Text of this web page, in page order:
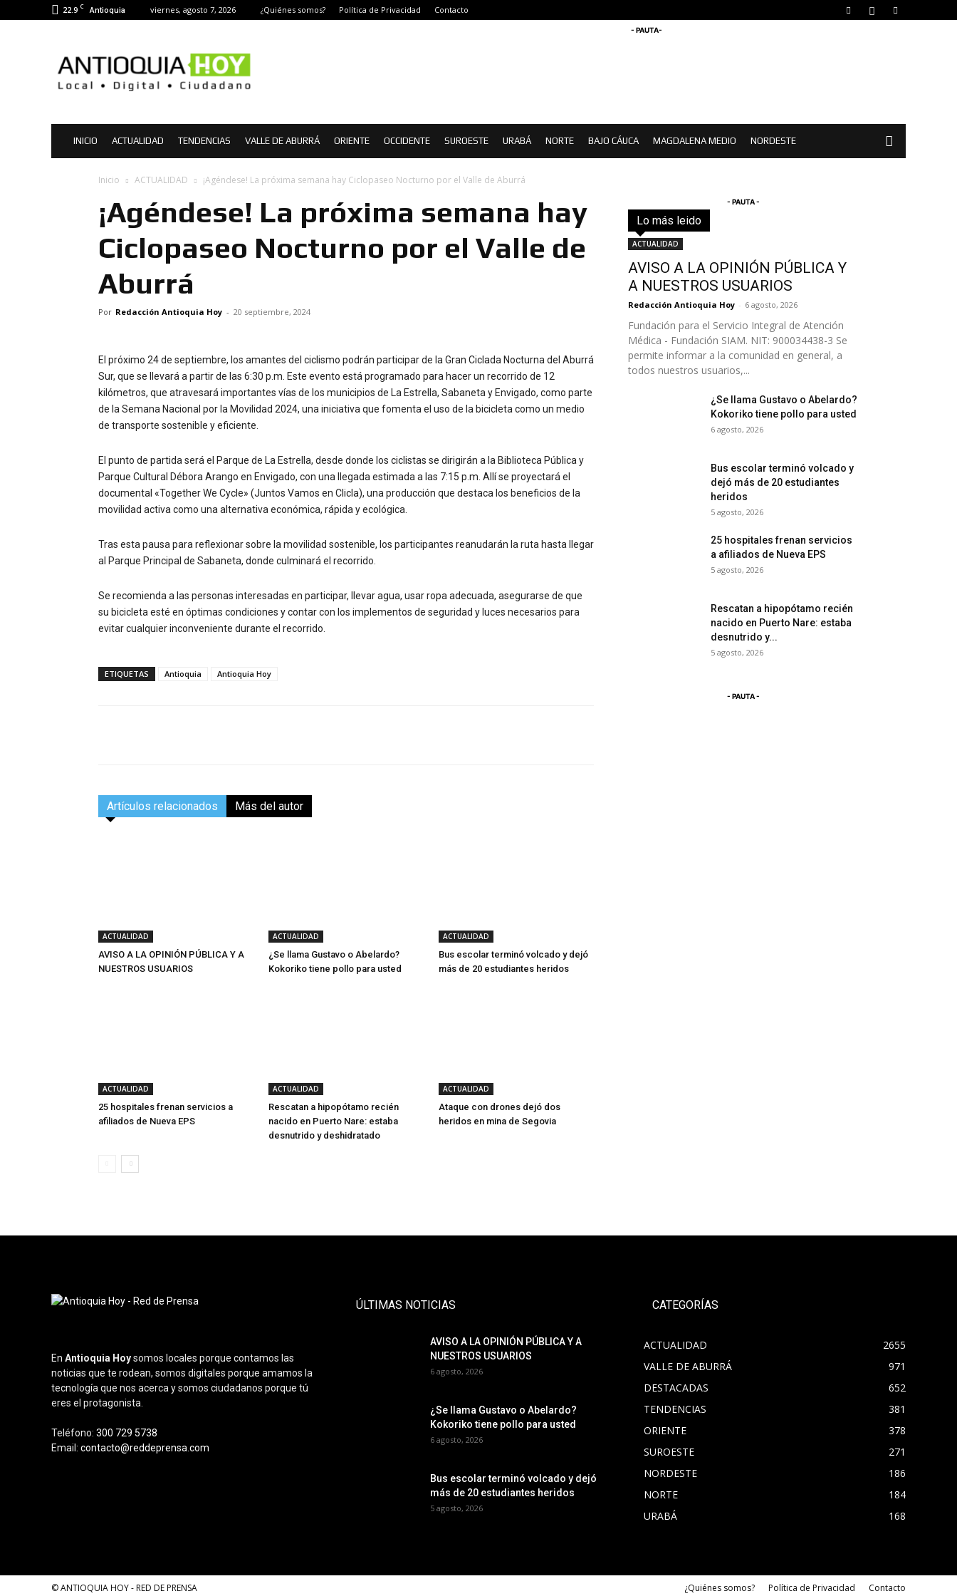
22.9 C Antioquia viernes, agosto 7, 2026 ¿Quiénes somos? Política de Privacidad Contacto
Hoy
|
Noticias
Antioquia
- PAUTA-
INICIO ACTUALIDAD TENDENCIAS VALLE DE ABURRÁ ORIENTE OCCIDENTE SUROESTE URABÁ NORTE BAJO CÁUCA MAGDALENA MEDIO NORDESTE
Inicio ACTUALIDAD ¡Agéndese! La próxima semana hay Ciclopaseo Nocturno por el Valle de Aburrá
¡Agéndese! La próxima semana hay
Ciclopaseo Nocturno por el Valle de
Aburrá
Por Redacción Antioquia Hoy - 20 septiembre, 2024
El próximo 24 de septiembre, los amantes del ciclismo podrán participar de la Gran Ciclada Nocturna del Aburrá
Sur, que se llevará a partir de las 6:30 p.m. Este evento está programado para hacer un recorrido de 12
kilómetros, que atravesará importantes vías de los municipios de La Estrella, Sabaneta y Envigado, como parte
de la Semana Nacional por la Movilidad 2024, una iniciativa que fomenta el uso de la bicicleta como un medio
de transporte sostenible y eficiente.
El punto de partida será el Parque de La Estrella, desde donde los ciclistas se dirigirán a la Biblioteca Pública y
Parque Cultural Débora Arango en Envigado, con una llegada estimada a las 7:15 p.m. Allí se proyectará el
documental «Together We Cycle» (Juntos Vamos en Clicla), una producción que destaca los beneficios de la
movilidad activa como una alternativa económica, rápida y ecológica.
Tras esta pausa para reflexionar sobre la movilidad sostenible, los participantes reanudarán la ruta hasta llegar
al Parque Principal de Sabaneta, donde culminará el recorrido.
Se recomienda a las personas interesadas en participar, llevar agua, usar ropa adecuada, asegurarse de que
su bicicleta esté en óptimas condiciones y contar con los implementos de seguridad y luces necesarios para
evitar cualquier inconveniente durante el recorrido.
ETIQUETAS Antioquia Antioquia Hoy
Artículos relacionados Más del autor
ACTUALIDAD
AVISO A LA OPINIÓN PÚBLICA Y A
NUESTROS USUARIOS
ACTUALIDAD
¿Se llama Gustavo o Abelardo?
Kokoriko tiene pollo para usted
ACTUALIDAD
Bus escolar terminó volcado y dejó
más de 20 estudiantes heridos
ACTUALIDAD
25 hospitales frenan servicios a
afiliados de Nueva EPS
ACTUALIDAD
Rescatan a hipopótamo recién
nacido en Puerto Nare: estaba
desnutrido y deshidratado
ACTUALIDAD
Ataque con drones dejó dos
heridos en mina de Segovia
- PAUTA -
Lo más leidoTodo
ACTUALIDAD
AVISO A LA OPINIÓN PÚBLICA Y
A NUESTROS USUARIOS
Redacción Antioquia Hoy - 6 agosto, 2026
Fundación para el Servicio Integral de Atención
Médica - Fundación SIAM. NIT: 900034438-3 Se
permite informar a la comunidad en general, a
todos nuestros usuarios,...
¿Se llama Gustavo o Abelardo?
Kokoriko tiene pollo para usted
6 agosto, 2026
Bus escolar terminó volcado y
dejó más de 20 estudiantes
heridos
5 agosto, 2026
25 hospitales frenan servicios
a afiliados de Nueva EPS
5 agosto, 2026
Rescatan a hipopótamo recién
nacido en Puerto Nare: estaba
desnutrido y...
5 agosto, 2026
- PAUTA -
En Antioquia Hoysomos locales porque contamos las
noticias que te rodean, somos digitales porque amamos la
tecnología que nos acerca y somos ciudadanos porque tú
eres el protagonista.
Teléfono: 300 729 5738
Email: contacto@reddeprensa.com
ÚLTIMAS NOTICIAS
AVISO A LA OPINIÓN PÚBLICA Y A
NUESTROS USUARIOS
6 agosto, 2026
¿Se llama Gustavo o Abelardo?
Kokoriko tiene pollo para usted
6 agosto, 2026
Bus escolar terminó volcado y dejó
más de 20 estudiantes heridos
5 agosto, 2026
CATEGORÍAS
ACTUALIDAD
2655
VALLE DE ABURRÁ
971
DESTACADAS
652
TENDENCIAS
381
ORIENTE
378
SUROESTE
271
NORDESTE
186
NORTE
184
URABÁ
168
¿Quiénes somos? Política de Privacidad Contacto
© ANTIOQUIA HOY - RED DE PRENSA